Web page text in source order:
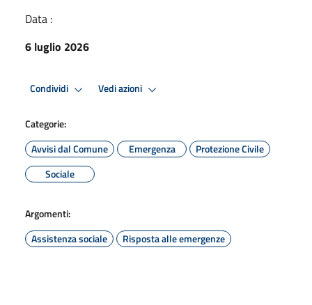
Data :
6 luglio 2026
Condividi Vedi azioni
Categorie:
Avvisi dal Comune
Emergenza
Protezione Civile
Sociale
Argomenti:
Assistenza sociale
Risposta alle emergenze